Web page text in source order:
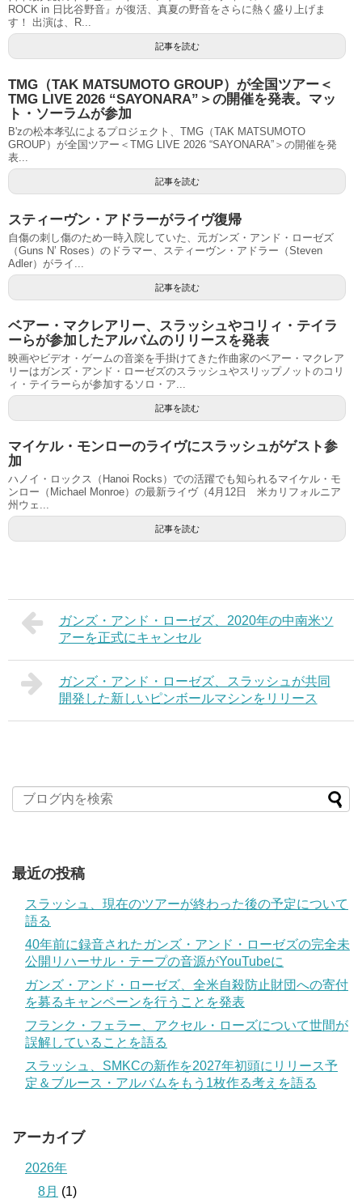
ROCK in 日比谷野音』が復活、真夏の野音をさらに熱く盛り上げま
す！ 出演は、R...
記事を読む
TMG（TAK MATSUMOTO GROUP）が全国ツアー＜
TMG LIVE 2026 “SAYONARA”＞の開催を発表。マッ
ト・ソーラムが参加
B'zの松本孝弘によるプロジェクト、TMG（TAK MATSUMOTO
GROUP）が全国ツアー＜TMG LIVE 2026 “SAYONARA”＞の開催を発
表...
記事を読む
スティーヴン・アドラーがライヴ復帰
自傷の刺し傷のため一時入院していた、元ガンズ・アンド・ローゼズ
（Guns N’ Roses）のドラマー、スティーヴン・アドラー（Steven
Adler）がライ...
記事を読む
ベアー・マクレアリー、スラッシュやコリィ・テイラ
ーらが参加したアルバムのリリースを発表
映画やビデオ・ゲームの音楽を手掛けてきた作曲家のベアー・マクレア
リーはガンズ・アンド・ローゼズのスラッシュやスリップノットのコリ
ィ・テイラーらが参加するソロ・ア...
記事を読む
マイケル・モンローのライヴにスラッシュがゲスト参
加
ハノイ・ロックス（Hanoi Rocks）での活躍でも知られるマイケル・モ
ンロー（Michael Monroe）の最新ライヴ（4月12日 米カリフォルニア
州ウェ...
記事を読む
ガンズ・アンド・ローゼズ、2020年の中南米ツ
アーを正式にキャンセル
ガンズ・アンド・ローゼズ、スラッシュが共同
開発した新しいピンボールマシンをリリース
最近の投稿
スラッシュ、現在のツアーが終わった後の予定について
語る
40年前に録音されたガンズ・アンド・ローゼズの完全未
公開リハーサル・テープの音源がYouTubeに
ガンズ・アンド・ローゼズ、全米自殺防止財団への寄付
を募るキャンペーンを行うことを発表
フランク・フェラー、アクセル・ローズについて世間が
誤解していることを語る
スラッシュ、SMKCの新作を2027年初頭にリリース予
定＆ブルース・アルバムをもう1枚作る考えを語る
アーカイブ
2026年
8月 (1)